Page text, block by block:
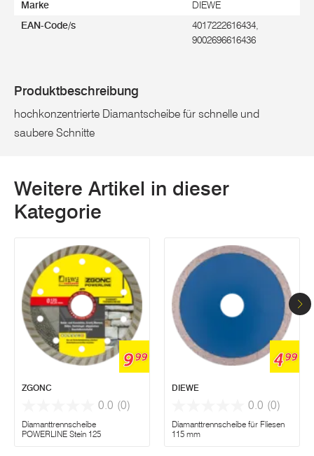
Marke DIEWE
EAN-Code/s
4017222616434,
9002696616436
Produktbeschreibung
hochkonzentrierte Diamantscheibe für schnelle und
saubere Schnitte
Weitere Artikel in dieser
Kategorie
999
ZGONC
0.0 (0)
Diamanttrennscheibe
POWERLINE Stein 125
499
DIEWE
0.0 (0)
Diamanttrennscheibe für Fliesen
115 mm